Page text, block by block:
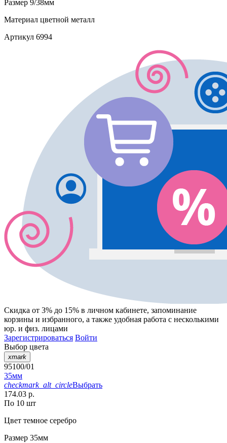
Размер 9/38мм
Материал цветной металл
Артикул 6994
Скидка от 3% до 15% в личном кабинете, запоминание
корзины и избранного, а также удобная работа с несколькими
юр. и физ. лицами
Зарегистрироваться Войти
Выбор цвета
xmark
95100/01
35мм
checkmark_alt_circleВыбрать
174.03 р.
По 10 шт
Цвет темное серебро
Размер 35мм